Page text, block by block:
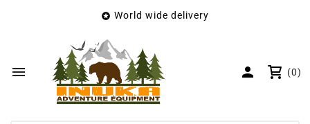
 World wide delivery
  (0)
Wishlist name